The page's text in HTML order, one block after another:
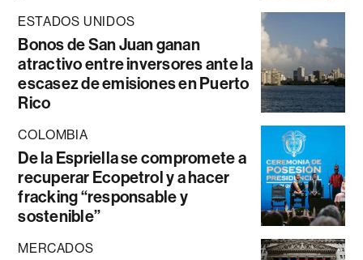
ESTADOS UNIDOS
Bonos de San Juan ganan
atractivo entre inversores ante la
escasez de emisiones en Puerto
Rico
COLOMBIA
De la Espriella se compromete a
recuperar Ecopetrol y a hacer
fracking “responsable y
sostenible”
MERCADOS